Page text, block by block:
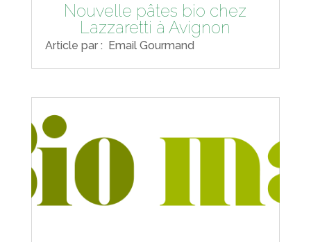
Nouvelle pâtes bio chez
Lazzaretti à Avignon
Article par : Email Gourmand